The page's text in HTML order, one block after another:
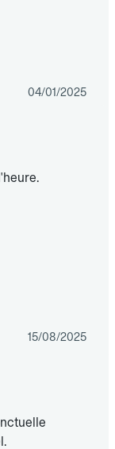
04/01/2025
15/08/2025